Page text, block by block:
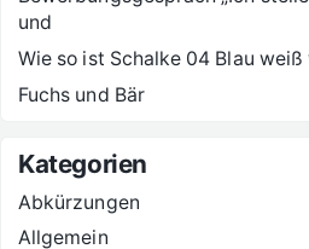
und
Wie so ist Schalke 04 Blau
Fuchs und Bär
Kategorien
Abkürzungen
Allgemein